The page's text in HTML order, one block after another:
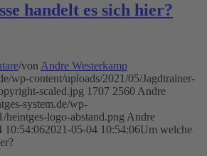
handelt es sich hier?
/von Andre Westerkamp
wp-content/uploads/2021/05/Jagdtrainer-
scaled.jpg 1707 2560 Andre
system.de/wp-
heintges-logo-abstand.png Andre
10:54:062021-05-04 10:54:06Um welche